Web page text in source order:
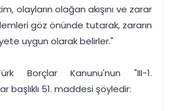
olayların olağan akışını ve zarar
göz önünde tutarak, zararın
uygun olarak belirler."
Borçlar Kanunu'nun "III-1.
başlıklı 51. maddesi şöyledir: